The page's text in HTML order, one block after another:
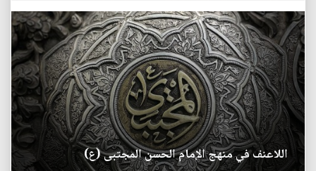
اللاعنف في منهج الإمام الحسن المجتبى (ع)